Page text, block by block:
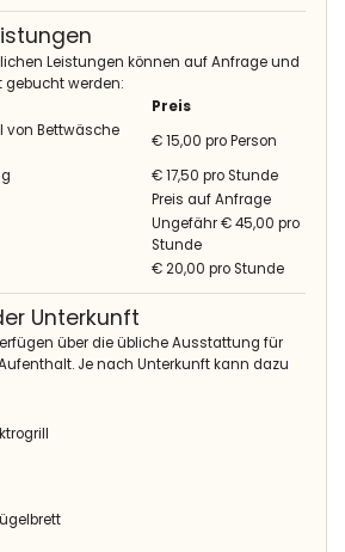
- Mai 2013 - Niederlande :
prachtige tuin!
wunderschönem Garten!
:
uitzicht en gigantische tuin, dicht bij
voor gezinnen met kinderen of met
wat wils. Zeker voor herhaling
Aussicht und riesigem Garten, nah
mit Kindern oder Haustieren sehr zu
etwas dabei. Wiederholen.
Leistungen können auf Anfrage und
gebucht werden:
Preis
von Bettwäsche
€ 15,00 pro Person
€ 17,50 pro Stunde
Preis auf Anfrage
Ungefähr € 45,00 pro
Stunde
€ 20,00 pro Stunde
Unterkunft
über die übliche Ausstattung für
Je nach Unterkunft kann dazu